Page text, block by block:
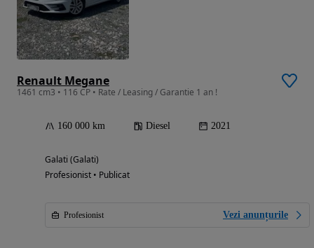
Renault Megane
1461 cm3 • 116 CP • Rate / Leasing / Garantie 1 an !
160 000 km Diesel 2021
Galati (Galati)
Profesionist • Publicat
Profesionist Vezi anunțurile